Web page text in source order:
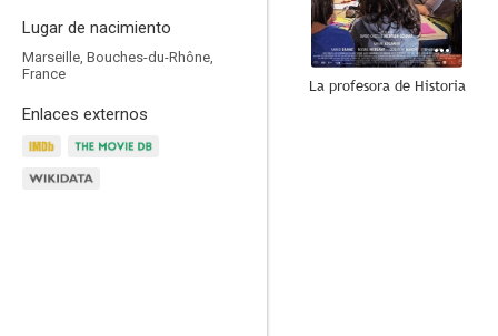
Lugar de nacimiento
Marseille, Bouches-du-Rhône,
France
Enlaces externos
La profesora de Historia